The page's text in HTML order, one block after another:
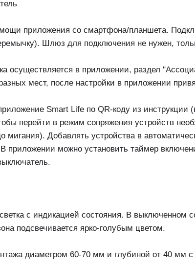
приложения со смартфона/планшета.
Шлюз для подключения не нужен,
осуществляется в приложении, раздел
мест, после настройки в приложении
Smart Life по QR-коду из инструкции
перейти в режим сопряжения устройств
мигания). Добавлять устройства в
приложении можно установить таймер
с индикацией состояния. В выключенном
подсвечивается ярко-голубым цветом.
диаметром 60-70 мм и глубиной от 40 мм